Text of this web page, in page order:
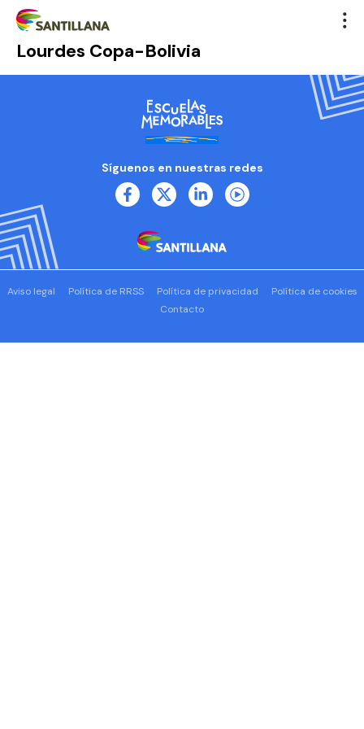
Lourdes Copa-Bolivia
Síguenos en nuestras redes
Aviso legal Política de RRSS Política de privacidad
Política de cookies
Contacto